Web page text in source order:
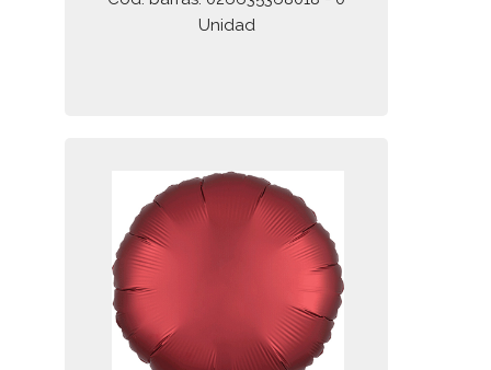
Unidad